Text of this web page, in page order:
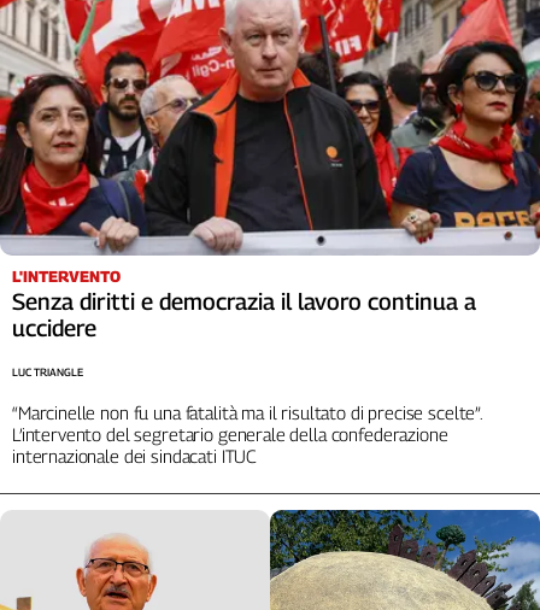
L'INTERVENTO
Senza diritti e democrazia il lavoro continua a
uccidere
“Marcinelle non fu una fatalità ma il risultato di precise scelte”.
L’intervento del segretario generale della confederazione
internazionale dei sindacati ITUC
LUC TRIANGLE